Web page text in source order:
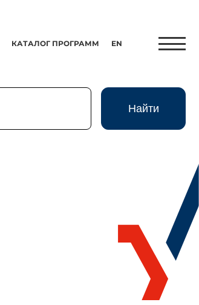
КАТАЛОГ ПРОГРАММ EN
Найти